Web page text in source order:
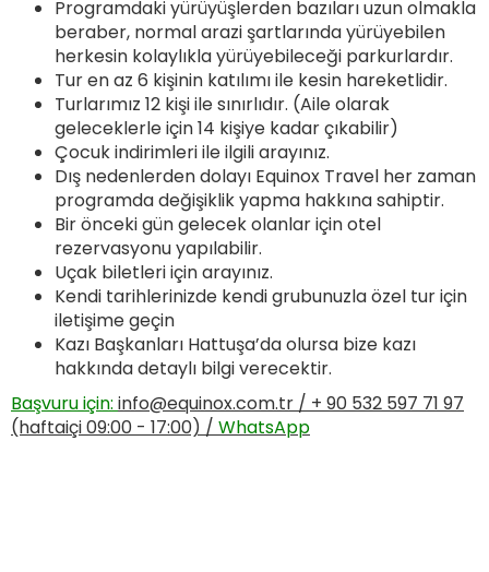
Programdaki yürüyüşlerden bazıları uzun olmakla
beraber, normal arazi şartlarında yürüyebilen
herkesin kolaylıkla yürüyebileceği parkurlardır.
Tur en az 6 kişinin katılımı ile kesin hareketlidir.
Turlarımız 12 kişi ile sınırlıdır. (Aile olarak
geleceklerle için 14 kişiye kadar çıkabilir)
Çocuk indirimleri ile ilgili arayınız.
Dış nedenlerden dolayı Equinox Travel her zaman
programda değişiklik yapma hakkına sahiptir.
Bir önceki gün gelecek olanlar için otel
rezervasyonu yapılabilir.
Uçak biletleri için arayınız.
Kendi tarihlerinizde kendi grubunuzla özel tur için
iletişime geçin
Kazı Başkanları Hattuşa’da olursa bize kazı
hakkında detaylı bilgi verecektir.
Başvuru için: info@equinox.com.tr / + 90 532 597 71 97
(haftaiçi 09:00 - 17:00) / WhatsApp